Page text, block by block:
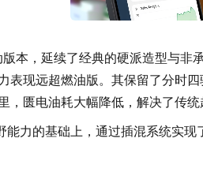
本，延续了经典的硬派造型与非
表现远超燃油版。其保留了分时
，匮电油耗大幅降低，解决了传统
力的基础上，通过插混系统实